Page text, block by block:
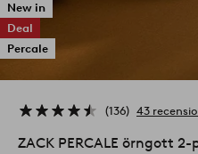
New in
Deal
Percale
136 43
ZACK PERCALE örngott